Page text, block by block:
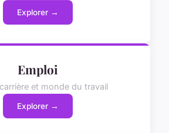
Explorer →
Emploi
et monde du travail
Explorer →